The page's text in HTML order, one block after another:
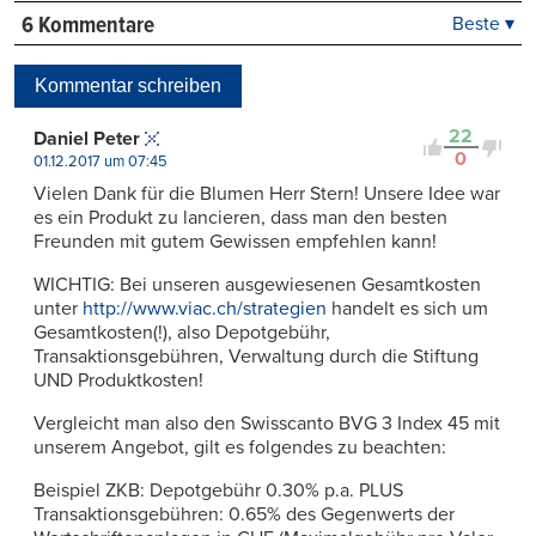
6 Kommentare Beste ▾
Kommentar schreiben
22
0
Daniel Peter
01.12.2017 um 07:45
Vielen Dank für die Blumen Herr Stern! Unsere Idee war
es ein Produkt zu lancieren, dass man den besten
Freunden mit gutem Gewissen empfehlen kann!
WICHTIG: Bei unseren ausgewiesenen Gesamtkosten
unter http://www.viac.ch/strategien handelt es sich um
Gesamtkosten(!), also Depotgebühr,
Transaktionsgebühren, Verwaltung durch die Stiftung
UND Produktkosten!
Vergleicht man also den Swisscanto BVG 3 Index 45 mit
unserem Angebot, gilt es folgendes zu beachten:
Beispiel ZKB: Depotgebühr 0.30% p.a. PLUS
Transaktionsgebühren: 0.65% des Gegenwerts der